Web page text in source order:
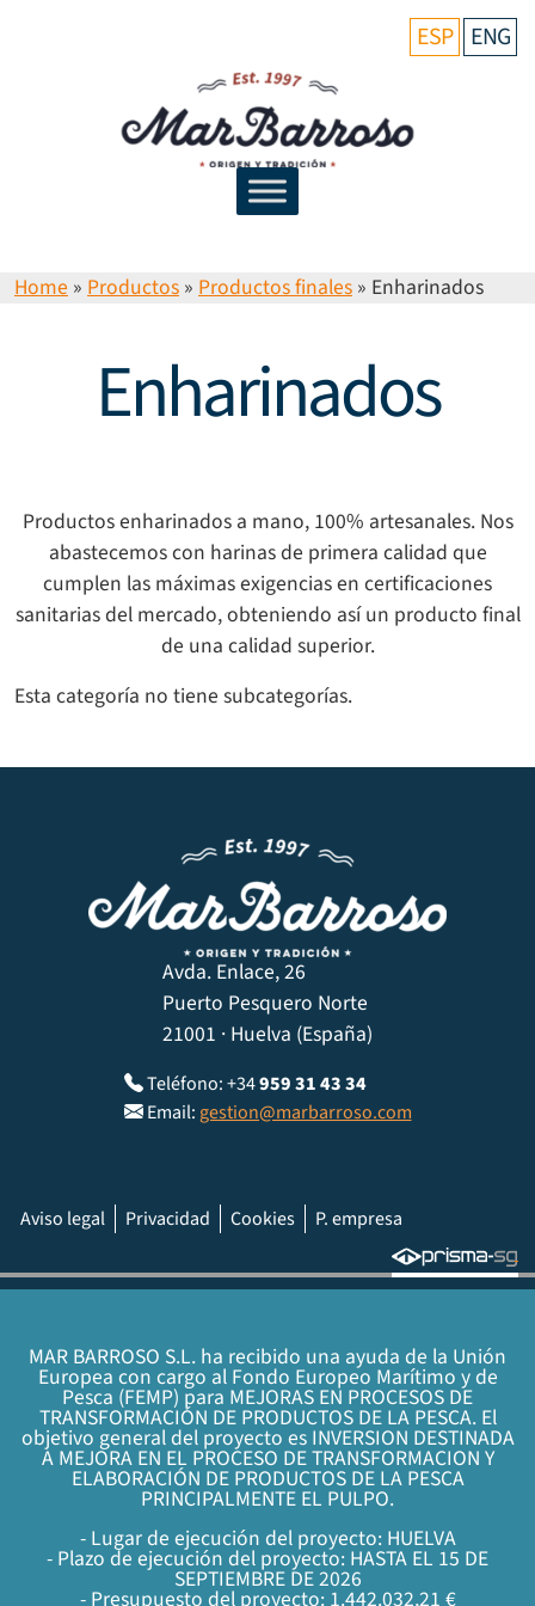
ESP ENG
Home » Productos » Productos finales » Enharinados
Enharinados
Productos enharinados a mano, 100% artesanales. Nos
abastecemos con harinas de primera calidad que
cumplen las máximas exigencias en certificaciones
sanitarias del mercado, obteniendo así un producto final
de una calidad superior.
Esta categoría no tiene subcategorías.
Avda. Enlace, 26
Puerto Pesquero Norte
21001 · Huelva (España)
Teléfono: +34959 31 43 34
Email: gestion@marbarroso.com
Aviso legal Privacidad Cookies P. empresa
MAR BARROSO S.L. ha recibido una ayuda de la Unión
Europea con cargo al Fondo Europeo Marítimo y de
Pesca (FEMP) para MEJORAS EN PROCESOS DE
TRANSFORMACIÓN DE PRODUCTOS DE LA PESCA. El
objetivo general del proyecto es INVERSION DESTINADA
A MEJORA EN EL PROCESO DE TRANSFORMACION Y
ELABORACIÓN DE PRODUCTOS DE LA PESCA
PRINCIPALMENTE EL PULPO.
- Lugar de ejecución del proyecto: HUELVA
- Plazo de ejecución del proyecto: HASTA EL 15 DE
SEPTIEMBRE DE 2026
- Presupuesto del proyecto: 1.442.032,21 €